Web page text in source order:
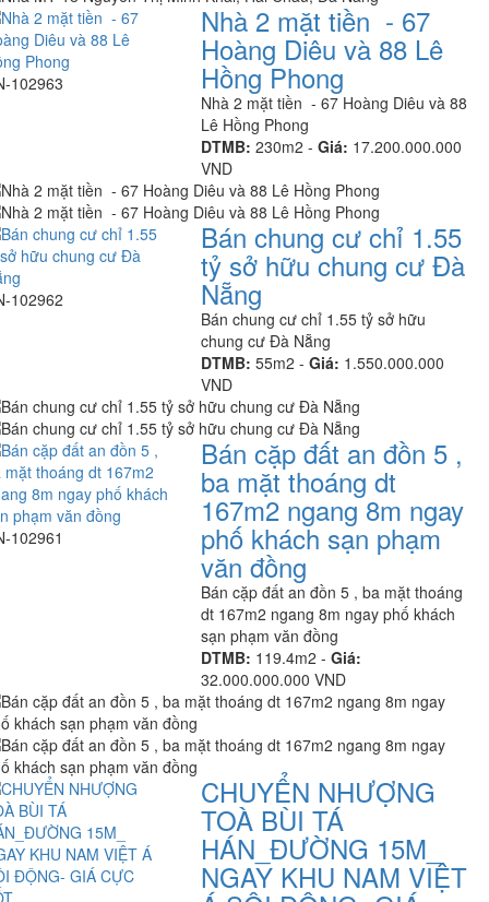
102963
Nhà 2 mặt tiền - 67
Hoàng Diêu và 88 Lê
Hồng Phong
Nhà 2 mặt tiền - 67 Hoàng Diêu và 88
Lê Hồng Phong
DTMB: 230m2 -Giá: 17.200.000.000
VND
102962
Bán chung cư chỉ 1.55
tỷ sở hữu chung cư Đà
Nẵng
Bán chung cư chỉ 1.55 tỷ sở hữu
chung cư Đà Nẵng
DTMB: 55m2 -Giá: 1.550.000.000
VND
102961
Bán cặp đất an đồn 5 ,
ba mặt thoáng dt
167m2 ngang 8m ngay
phố khách sạn phạm
văn đồng
Bán cặp đất an đồn 5 , ba mặt thoáng
dt 167m2 ngang 8m ngay phố khách
sạn phạm văn đồng
DTMB: 119.4m2 -Giá:
32.000.000.000 VND
CHUYỂN NHƯỢNG
TOÀ BÙI TÁ
HÁN_ĐƯỜNG 15M_
NGAY KHU NAM VIỆT